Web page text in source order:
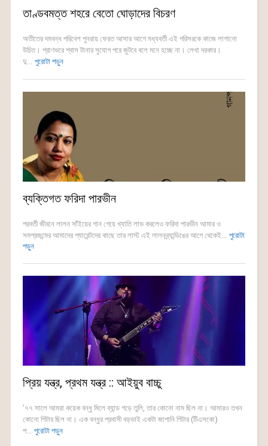
তাণ্ডবমত্ত শহরে বেতো ঘোড়াদের বিচরণ
অতীতের দমবন্ধ পরিবেশ পুনরায় ফেরত আসার আগে মধ্যবর্তী এই পরিসরকে কাজে লাগানো
উচিত। প্রাণভরে শ্বাস টানার সুযোগ পরে জুটবে বলে মনে হচ্ছে না। লেখা দরকার।
দু... পুরোটা পড়ুন
ব্যক্তিগত ফরিদা পারভীন
পরবর্তী জীবনে লালন সাঁইয়ের গান গেয়ে খ্যাতি লাভ করলেও ফরিদা পারভীন আমার ও
সমপ্রজন্মের আমাদের প্যারেন্টদের কাছে তার লাস্ট এই লালনব্র্যান্ডিঙের আগে থেকেই... পুরোটা
পড়ুন
প্রিয় যন্ত্র, প্রথম যন্ত্র :: আইয়ুব বাচ্চু
’৭৭ সালে আমরা কয়েক বন্ধু মিলে ব্যান্ড গড়ে তুলি, তার কোনো নাম ছিল না। আমারও তখন
কোনো গিটার ছিল না। এক বন্ধুর প্রবাসী বড়ভাই একটা জাপানি গিটার (টিএসকো)
প... পুরোটা পড়ুন